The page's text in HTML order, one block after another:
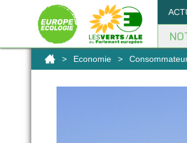
> Economie >
Panneau de gestion des cookies